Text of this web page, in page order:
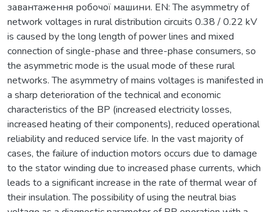
завантаження робочої машини. EN: The asymmetry of
network voltages in rural distribution circuits 0.38 / 0.22 kV
is caused by the long length of power lines and mixed
connection of single-phase and three-phase consumers, so
the asymmetric mode is the usual mode of these rural
networks. The asymmetry of mains voltages is manifested in
a sharp deterioration of the technical and economic
characteristics of the BP (increased electricity losses,
increased heating of their components), reduced operational
reliability and reduced service life. In the vast majority of
cases, the failure of induction motors occurs due to damage
to the stator winding due to increased phase currents, which
leads to a significant increase in the rate of thermal wear of
their insulation. The possibility of using the neutral bias